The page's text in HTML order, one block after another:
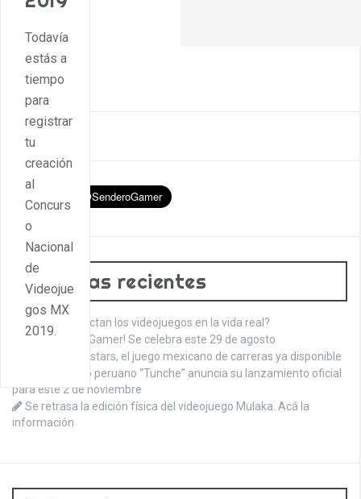
Todavía
estás a
tiempo
para
registrar
tu
creación
al
Concurs
o
Nacional
de
Videojue
gos MX
2019.
Entradas recientes
¿Cómo impactan los videojuegos en la vida real?
¡Feliz día del Gamer! Se celebra este 29 de agosto
Circuit Superstars, el juego mexicano de carreras ya disponible
El videojuego peruano “Tunche” anuncia su lanzamiento oficial
para este 2 de noviembre
Se retrasa la edición física del videojuego Mulaka. Acá la
información